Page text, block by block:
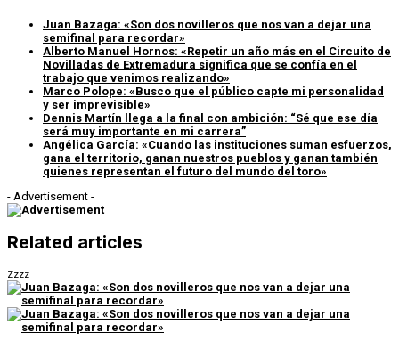
Juan Bazaga: «Son dos novilleros que nos van a dejar una
semifinal para recordar»
Alberto Manuel Hornos: «Repetir un año más en el Circuito de
Novilladas de Extremadura significa que se confía en el
trabajo que venimos realizando»
Marco Polope: «Busco que el público capte mi personalidad
y ser imprevisible»
Dennis Martín llega a la final con ambición: “Sé que ese día
será muy importante en mi carrera”
Angélica García: «Cuando las instituciones suman esfuerzos,
gana el territorio, ganan nuestros pueblos y ganan también
quienes representan el futuro del mundo del toro»
- Advertisement -
Related articles
Zzzz